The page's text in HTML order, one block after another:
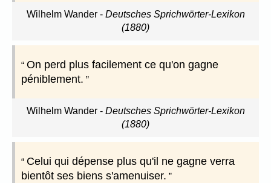
Wilhelm Wander- Deutsches Sprichwörter-Lexikon
(1880)
On perd plus facilement ce qu'on gagne
péniblement.
Wilhelm Wander- Deutsches Sprichwörter-Lexikon
(1880)
Celui qui dépense plus qu'il ne gagne verra
bientôt ses biens s'amenuiser.